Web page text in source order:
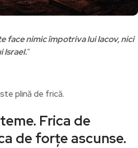
face nimic împotriva lui Iacov, nici
Israel.”
plină de frică.
Frica de
de forțe ascunse.